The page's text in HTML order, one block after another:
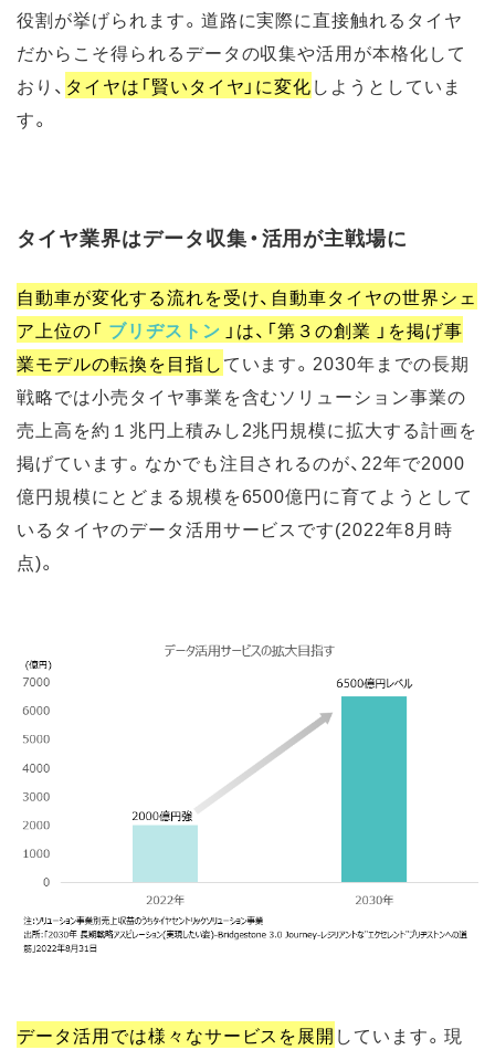
役割が挙げられます。道路に実際に直接触れるタイヤ
だからこそ得られるデータの収集や活用が本格化して
おり、 タイヤは「賢いタイヤ」に変化しようとしていま
す。
タイヤ業界はデータ収集・活用が主戦場に
自動車が変化する流れを受け、自動車タイヤの世界シェ
ア上位の「 ブリヂストン 」 は、「第３の創業 」を掲げ事
業モデルの転換を目指しています。2030年までの長期
戦略では小売タイヤ事業を含むソリューション事業の
売上高を約１兆円上積みし2兆円規模に拡大する計画を
掲げています。なかでも注目されるのが、22年で2000
億円規模にとどまる規模を6500億円に育てようとして
いるタイヤのデータ活用サービスです(2022年8月時
点)。
データ活用では様々なサービスを展開 しています。現